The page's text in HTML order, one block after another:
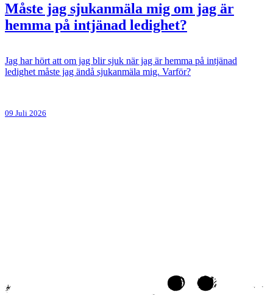
Måste jag sjukanmäla mig om jag är
hemma på intjänad ledighet?
Jag har hört att om jag blir sjuk när jag är hemma på intjänad
ledighet måste jag ändå sjukanmäla mig. Varför?
09 Juli 2026